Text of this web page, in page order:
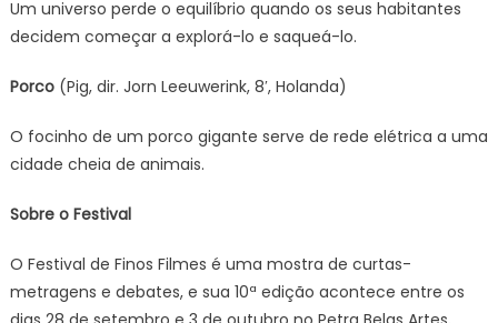
Um universo perde o equilíbrio quando os seus habitantes
decidem começar a explorá-lo e saqueá-lo.
Porco(Pig, dir. Jorn Leeuwerink, 8′, Holanda)
O focinho de um porco gigante serve de rede elétrica a uma
cidade cheia de animais.
Sobre o Festival
O Festival de Finos Filmes é uma mostra de curtas-
metragens e debates, e sua 10ª edição acontece entre os